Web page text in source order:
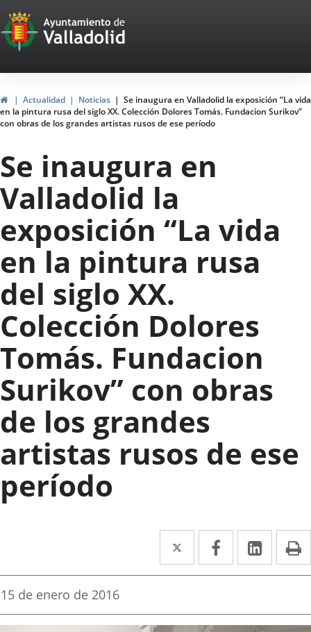
Portal
Web
del
Ayuntamiento
de
Valladolid
InicioActualidad Noticias
Se inaugura en Valladolid la exposición “La vida
en la pintura rusa del siglo XX. Colección Dolores Tomás. Fundacion Surikov”
con obras de los grandes artistas rusos de ese período
Se inaugura en
Valladolid la
exposición “La vida
en la pintura rusa
del siglo XX.
Colección Dolores
Tomás. Fundacion
Surikov” con obras
de los grandes
artistas rusos de ese
período
Twitter
Enlace
a
aplicación
Facebook
Enlace
a
aplicación
Enlace
a
Fecha
la
15 de enero de 2016